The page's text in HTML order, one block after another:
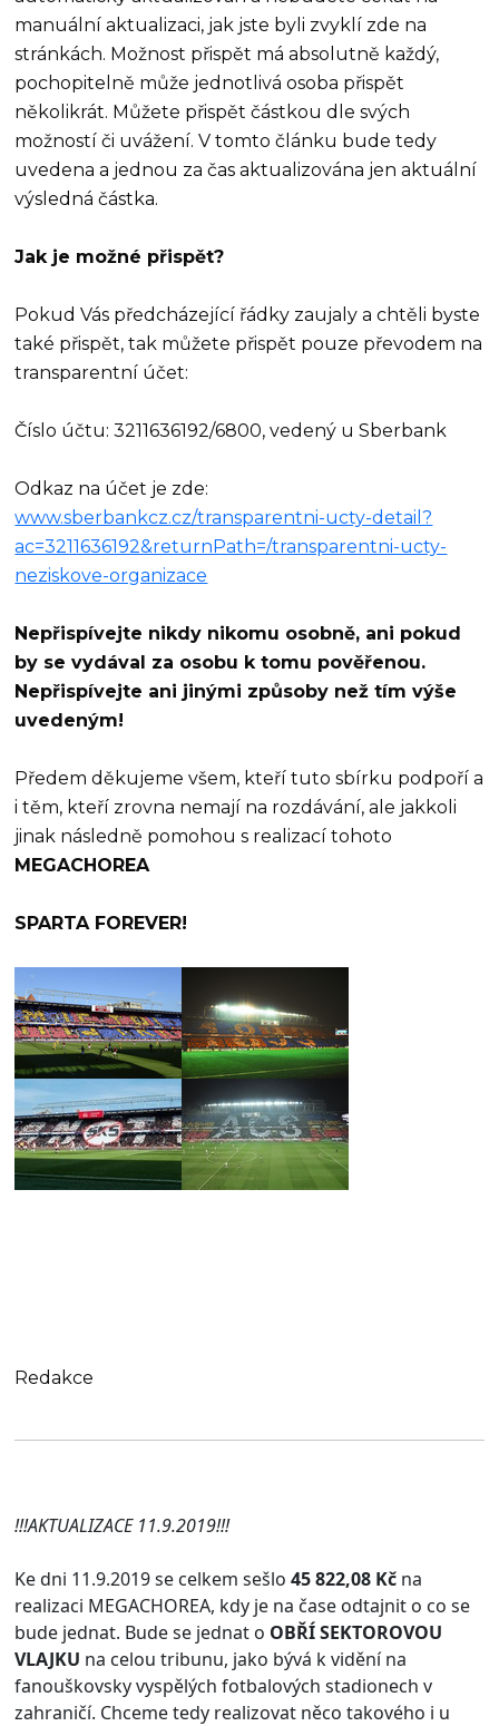
manuální aktualizaci, jak jste byli zvyklí zde na
stránkách. Možnost přispět má absolutně každý,
pochopitelně může jednotlivá osoba přispět
několikrát. Můžete přispět částkou dle svých
možností či uvážení. V tomto článku bude tedy
uvedena a jednou za čas aktualizována jen aktuální
výsledná částka.
Jak je možné přispět?
Pokud Vás předcházející řádky zaujaly a chtěli byste
také přispět, tak můžete přispět pouze převodem na
transparentní účet:
Číslo účtu: 3211636192/6800, vedený u Sberbank
Odkaz na účet je zde:
www.sberbankcz.cz/transparentni-ucty-detail?
ac=3211636192&returnPath=/transparentni-ucty-
neziskove-organizace
Nepřispívejte nikdy nikomu osobně, ani pokud
by se vydával za osobu k tomu pověřenou.
Nepřispívejte ani jinými způsoby než tím výše
uvedeným!
Předem děkujeme všem, kteří tuto sbírku podpoří a
i těm, kteří zrovna nemají na rozdávání, ale jakkoli
jinak následně pomohou s realizací tohoto
MEGACHOREA
SPARTA FOREVER!
Redakce
!!!AKTUALIZACE 11.9.2019!!!
Ke dni 11.9.2019 se celkem sešlo45 822,08 Kč na
realizaci MEGACHOREA, kdy je na čase odtajnit o co se
bude jednat. Bude se jednat o OBŘÍ SEKTOROVOU
VLAJKU na celou tribunu, jako bývá k vidění na
fanouškovsky vyspělých fotbalových stadionech v
zahraničí. Chceme tedy realizovat něco takového i u